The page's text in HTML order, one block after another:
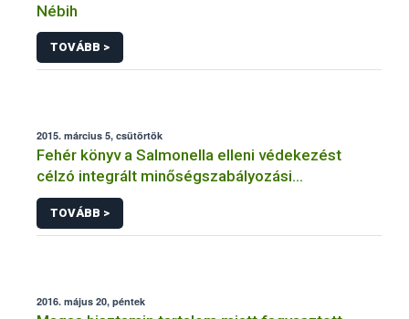
Nébih
TOVÁBB >
2015. március 5, csütörtök
Fehér könyv a Salmonella elleni védekezést
célzó integrált minőségszabályozási
rendszerhez
TOVÁBB >
2016. május 20, péntek